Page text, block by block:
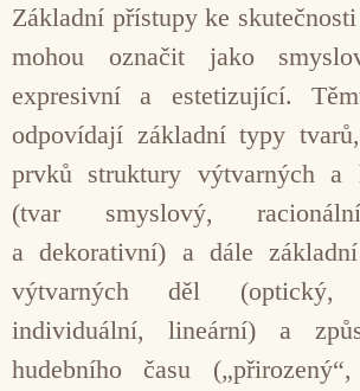
Základní přístupy ke
mohou označit jako
expresivní a estetizující.
odpovídají základní typy
prvků struktury výtvarných a
(tvar smyslový,
a dekorativní) a dále
výtvarných děl (optický,
individuální, lineární) a
hudebního času